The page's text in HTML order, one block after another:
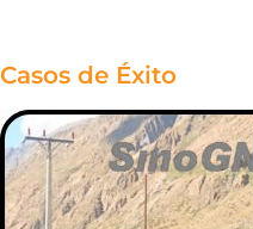
Casos de Éxito